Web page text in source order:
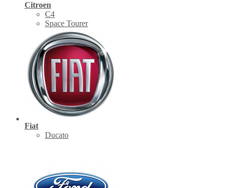
Citroen
C4
Space Tourer
Fiat
Ducato